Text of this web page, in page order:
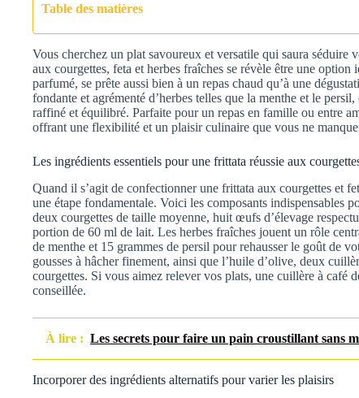
Table des matières
Vous cherchez un plat savoureux et versatile qui saura séduire
aux courgettes, feta et herbes fraîches se révèle être une
parfumé, se prête aussi bien à un repas chaud qu’à une
fondante et agrémenté d’herbes telles que la menthe et le
raffiné et équilibré. Parfaite pour un repas en famille ou entre
offrant une flexibilité et un plaisir culinaire que vous ne
Les ingrédients essentiels pour une frittata réussie aux
Quand il s’agit de confectionner une frittata aux courgettes et
une étape fondamentale. Voici les composants indispensables
deux courgettes de taille moyenne, huit œufs d’élevage
portion de 60 ml de lait. Les herbes fraîches jouent un rôle
de menthe et 15 grammes de persil pour rehausser le goût de
gousses à hâcher finement, ainsi que l’huile d’olive, deux
courgettes. Si vous aimez relever vos plats, une cuillère à café
conseillée.
À lire : Les secrets pour faire un pain croustillant sans
Incorporer des ingrédients alternatifs pour varier les plaisirs